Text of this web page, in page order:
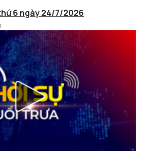
6 ngày 24/7/2026